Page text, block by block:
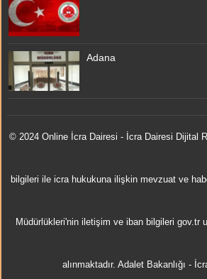
Adana
© 2024 Online İcra Dairesi - İcra Dairesi Dijital
bilgileri ile icra hukukuna ilişkin mevzuat ve
Müdürlükleri'nin iletişim ve iban bilgileri gov.tr
alınmaktadır. Adalet Bakanlığı -